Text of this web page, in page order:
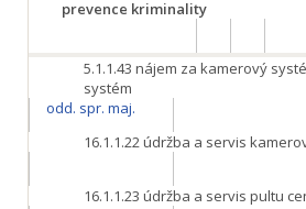
prevence kriminality
5.1.1.43 nájem za kamerový
systém
odd. spr. maj.
16.1.1.22údržba a servis
16.1.1.23 údržba a servis pultu